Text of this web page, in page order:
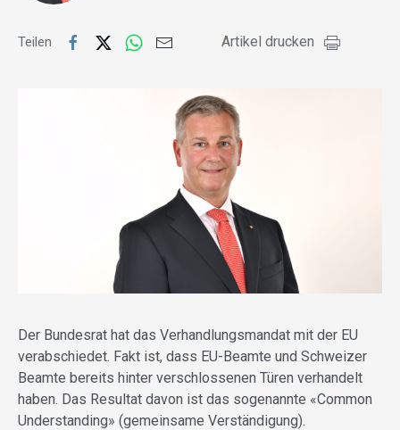
Teilen Artikel drucken
Der Bundesrat hat das Verhandlungsmandat mit der EU
verabschiedet. Fakt ist, dass EU-Beamte und Schweizer
Beamte bereits hinter verschlossenen Türen verhandelt
haben. Das Resultat davon ist das sogenannte «Common
Understanding» (gemeinsame Verständigung).